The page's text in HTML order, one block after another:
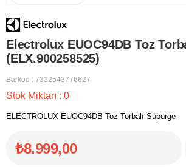
Electrolux EUOC94DB Toz
(ELX.900258525)
Barkod : 7332543776627
Stok Miktarı : 0
ELECTROLUX EUOC94DB Toz Torbalı Süpürge
₺8.999,00